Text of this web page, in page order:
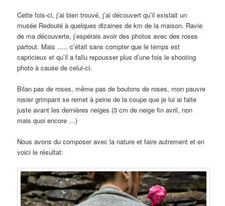
Cette fois-ci, j’ai bien trouvé, j’ai découvert qu’il existait un
musée Redouté à quelques dizaines de km de la maison. Ravie
de ma découverte, j’espérais avoir des photos avec des roses
partout. Mais ….. c’était sans compter que le temps est
capricieux et qu’il a fallu repousser plus d’une fois le shooting
photo à cause de celui-ci.
Bilan pas de roses, même pas de boutons de roses, mon pauvre
rosier grimpant se remet à peine de la coupe que je lui ai faite
juste avant les dernières neiges (3 cm de neige fin avril, non
mais quoi encore …)
Nous avons du composer avec la nature et faire autrement et en
voici le résultat: